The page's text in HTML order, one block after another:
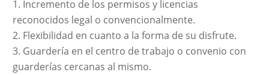
Incremento de los permisos y licencias
reconocidos legal o convencionalmente.
Flexibilidad en cuanto a la forma de su disfrute.
Guardería en el centro de trabajo o convenio con
guarderías cercanas al mismo.